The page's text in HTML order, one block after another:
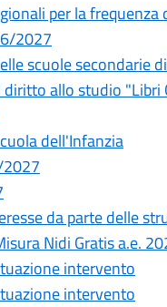
per la
2027
scuole secondarie
allo studio "Libri
dell'Infanzia
da parte delle
Nidi Gratis a.e.
intervento
intervento